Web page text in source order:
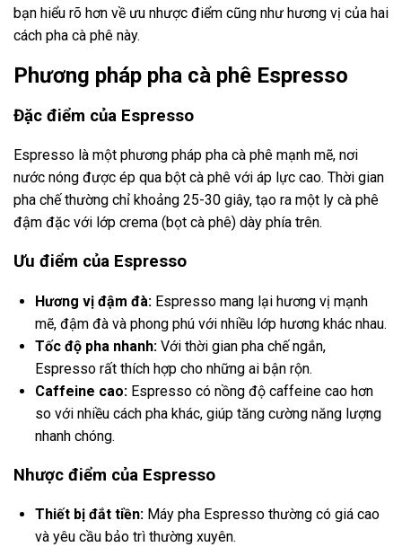
bạn hiểu rõ hơn về ưu nhược điểm cũng như hương vị của hai
cách pha cà phê này.
Phương pháp pha cà phê Espresso
Đặc điểm của Espresso
Espresso là một phương pháp pha cà phê mạnh mẽ, nơi
nước nóng được ép qua bột cà phê với áp lực cao. Thời gian
pha chế thường chỉ khoảng 25-30 giây, tạo ra một ly cà phê
đậm đặc với lớp crema (bọt cà phê) dày phía trên.
Ưu điểm của Espresso
Hương vị đậm đà: Espresso mang lại hương vị mạnh
mẽ, đậm đà và phong phú với nhiều lớp hương khác nhau.
Tốc độ pha nhanh: Với thời gian pha chế ngắn,
Espresso rất thích hợp cho những ai bận rộn.
Caffeine cao: Espresso có nồng độ caffeine cao hơn
so với nhiều cách pha khác, giúp tăng cường năng lượng
nhanh chóng.
Nhược điểm của Espresso
Thiết bị đắt tiền: Máy pha Espresso thường có giá cao
và yêu cầu bảo trì thường xuyên.